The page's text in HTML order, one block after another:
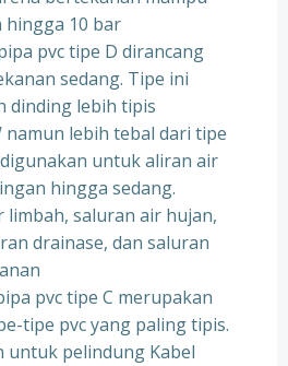
hingga 10 bar
pvc tipe D dirancang
sedang. Tipe ini
dinding lebih tipis
namun lebih tebal dari tipe
untuk aliran air
hingga sedang.
limbah, saluran air hujan,
drainase, dan saluran
pvc tipe C merupakan
tipe pvc yang paling tipis.
untuk pelindung Kabel